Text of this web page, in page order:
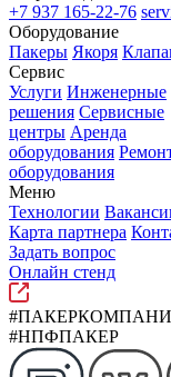
+7 937 165-22-76
Оборудование
Пакеры Якоря
Сервис
Услуги Инженерные
решения Сервисные
центры Аренда
оборудования
оборудования
Меню
Технологии
Карта партнера
Задать вопрос
Онлайн стенд
#НПФПАКЕР